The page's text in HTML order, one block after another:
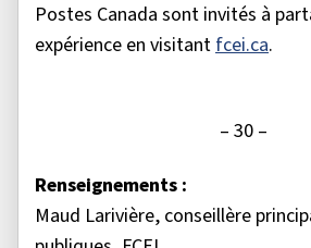
Postes Canada sont invités à
expérience en visitantfcei.ca.
– 30 –
Renseignements :
Maud Larivière, conseillère